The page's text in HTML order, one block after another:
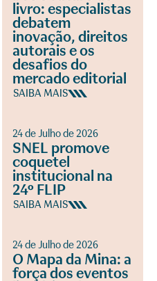
livro: especialistas
debatem
inovação, direitos
autorais e os
desafios do
mercado editorial
SAIBA MAIS
24 de Julho de 2026
SNEL promove
coquetel
institucional na
24º FLIP
SAIBA MAIS
24 de Julho de 2026
O Mapa da Mina: a
força dos eventos